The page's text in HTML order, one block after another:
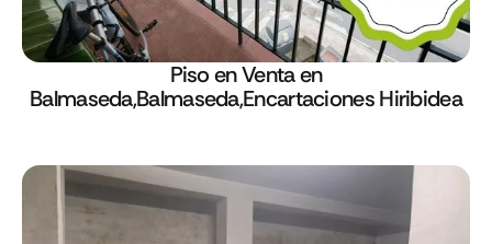
Piso en Venta en
Balmaseda,Balmaseda,Encartaciones Hiribidea